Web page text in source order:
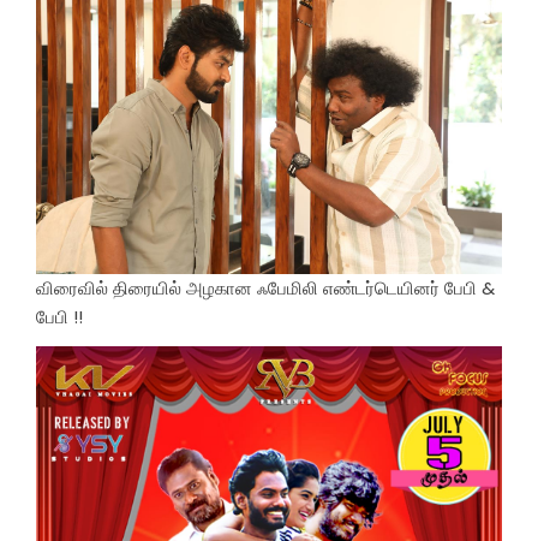
விரைவில் திரையில் அழகான ஃபேமிலி எண்டர்டெயினர் பேபி &
பேபி !!